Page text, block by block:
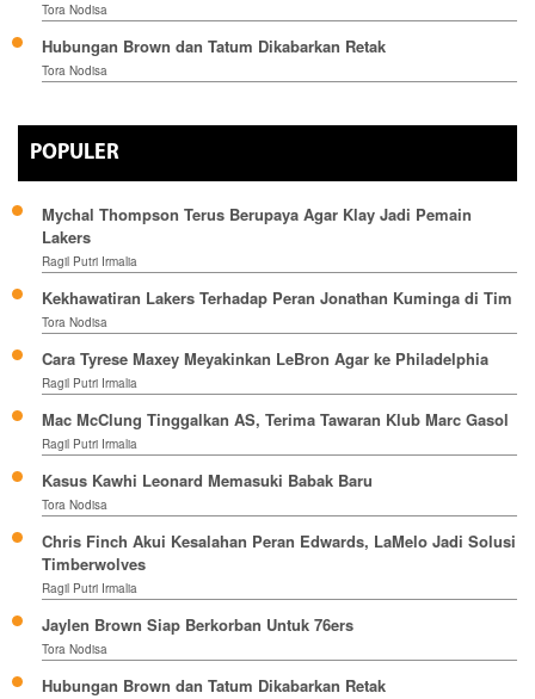
Tora Nodisa
Hubungan Brown dan Tatum Dikabarkan Retak
Tora Nodisa
POPULER
Mychal Thompson Terus Berupaya Agar Klay Jadi Pemain
Lakers
Ragil Putri Irmalia
Kekhawatiran Lakers Terhadap Peran Jonathan Kuminga di Tim
Tora Nodisa
Cara Tyrese Maxey Meyakinkan LeBron Agar ke Philadelphia
Ragil Putri Irmalia
Mac McClung Tinggalkan AS, Terima Tawaran Klub Marc Gasol
Ragil Putri Irmalia
Kasus Kawhi Leonard Memasuki Babak Baru
Tora Nodisa
Chris Finch Akui Kesalahan Peran Edwards, LaMelo Jadi Solusi
Timberwolves
Ragil Putri Irmalia
Jaylen Brown Siap Berkorban Untuk 76ers
Tora Nodisa
Hubungan Brown dan Tatum Dikabarkan Retak